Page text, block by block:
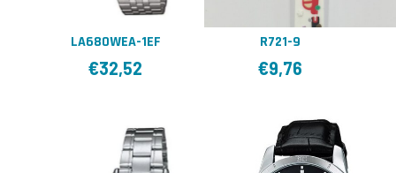
LA680WEA-1EF
€32,52
R721-9
€9,76